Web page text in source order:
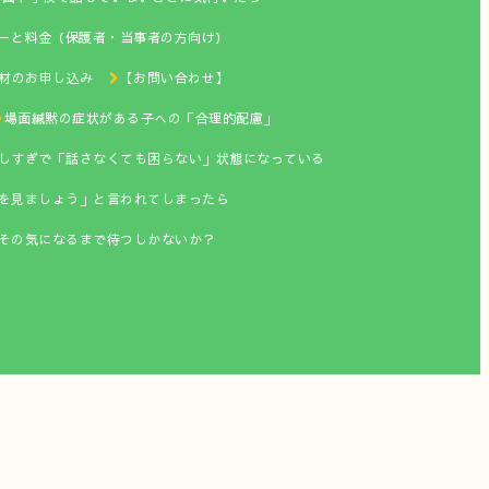
料金（保護者・当事者の方向け）
のお申し込み 【お問い合わせ】
場面緘黙の症状がある子への「合理的配慮」
すぎで「話さなくても困らない」状態になっている
子を見ましょう」と言われてしまったら
人がその気になるまで待つしかないか？